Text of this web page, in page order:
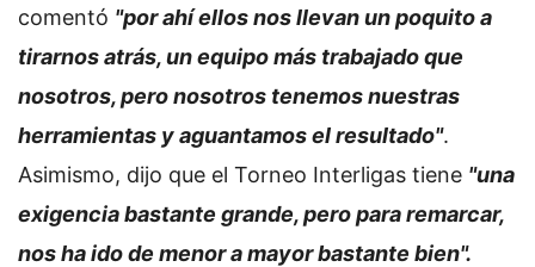
comentó "por ahí ellos nos llevan un poquito a
tirarnos atrás, un equipo más trabajado que
nosotros, pero nosotros tenemos nuestras
herramientas y aguantamos el resultado".
Asimismo, dijo que el Torneo Interligas tiene "una
exigencia bastante grande, pero para remarcar,
nos ha ido de menor a mayor bastante bien".